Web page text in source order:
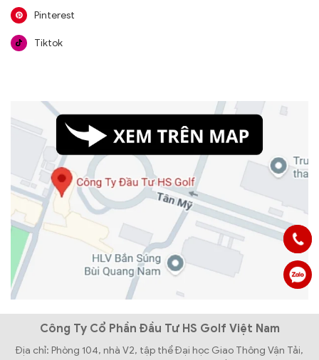
Pinterest
Tiktok
Công Ty Cổ Phần Đầu Tư HS Golf Việt Nam
Địa chỉ: Phòng 104, nhà V2, tập thể Đại học Giao Thông Vận Tải,